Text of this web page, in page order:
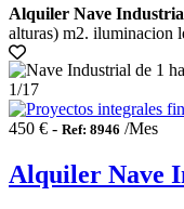
Alquiler Nave
alturas) m2. iluminacion
1/17
450 € - Ref: 8946 /Mes
Alquiler Nave